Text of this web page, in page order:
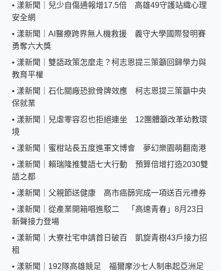
• 漾新聞｜兒少自傷通報增17.5倍 高雄49守護站織心理
安全網
• 漾新聞｜AI醫療跨界無人機救援 義守大學國際發明賽
勇奪六大獎
• 漾新聞｜雙語政策怎麼走？柯志恩提三策籲回歸學力與
教育平權
• 漾新聞｜石化關廠恐掀骨牌效應 柯志恩提三策籲中央
保就業
• 漾新聞｜兒虐零容忍也拒絕連坐 12團體籲改革幼教環
境
• 漾新聞｜蜜柑站長五度進軍文博會 夢幻樂園萌翻南港
• 漾新聞｜賴瑞隆推雙語七大行動 預算倍增打造2030雙
語之都
• 漾新聞｜父親節送健康 高市癌篩完成一項送百元禮券
• 漾新聞｜從產業開箱唱進駁二 「高速青春」8月23日
新聲接力登場
• 漾新聞｜大寮社宅申請首日破百 凱旋青樹43戶接力招
租
• 漾新聞｜192隊高雄競足 福爾摩沙七人制串起亞洲足